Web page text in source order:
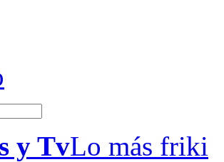
y TvLo más friki